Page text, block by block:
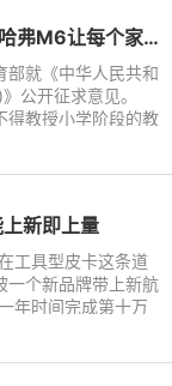
关注儿童身心健康，6.6万哈弗M6让每个家庭都能畅快出游为孩子减负
部就《中华人民共和
公开征求意见。
得教授小学阶段的教
心发展规律的活
新即上量
工具型皮卡这条道
一个新品牌带上新航
年时间完成第十万
象的成绩。在它的